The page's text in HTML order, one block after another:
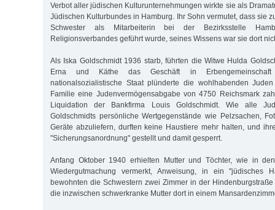
Verbot aller jüdischen Kulturunternehmungen wirkte sie als
Jüdischen Kulturbundes in Hamburg. Ihr Sohn vermutet, dass sie
Schwester als Mitarbeiterin bei der Bezirksstelle
Religionsverbandes geführt wurde, seines Wissens war sie dort
Als Iska Goldschmidt 1936 starb, führten die Witwe Hulda
Erna und Käthe das Geschäft in
nationalsozialistische Staat plünderte die wohlhabenden
Familie eine Judenvermögensabgabe von 4750 Reichsmark
Liquidation der Bankfirma Louis Goldschmidt. Wie alle
Goldschmidts persönliche Wertgegenstände wie Pelzsachen,
Geräte abzuliefern, durften keine Haustiere mehr halten, und
"Sicherungsanordnung" gestellt und damit gesperrt.
Anfang Oktober 1940 erhielten Mutter und Töchter, wie in
Wiedergutmachung vermerkt, Anweisung, in ein "jüdisches
bewohnten die Schwestern zwei Zimmer in der
die inzwischen schwerkranke Mutter dort in einem